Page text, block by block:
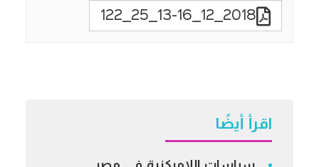
2018_12_13-16_25_122
اقرأ أيضًا